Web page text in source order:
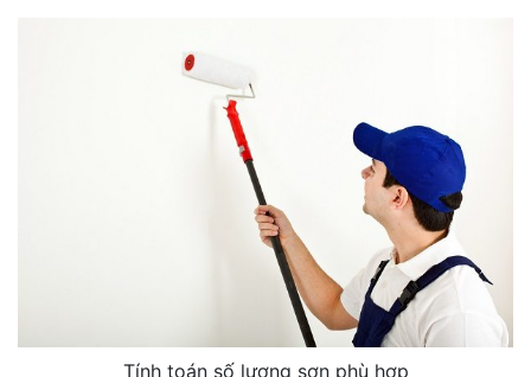
Tính toán số lượng sơn phù hợp